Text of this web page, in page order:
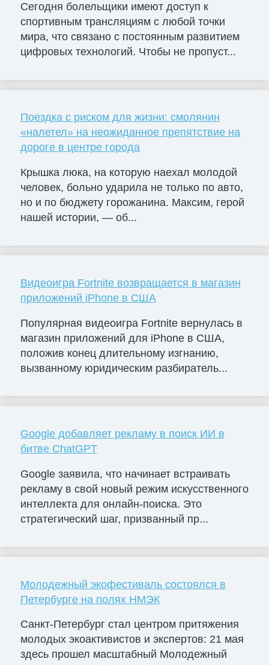
Сегодня болельщики имеют доступ к
спортивным трансляциям с любой точки
мира, что связано с постоянным развитием
цифровых технологий. Чтобы не пропуст...
Поездка с риском для жизни: смолянин
«налетел» на неожиданное препятствие на
дороге в центре города
Крышка люка, на которую наехал молодой
человек, больно ударила не только по авто,
но и по бюджету горожанина. Максим, герой
нашей истории, — об...
Видеоигра Fortnite возвращается в магазин
приложений iPhone в США
Популярная видеоигра Fortnite вернулась в
магазин приложений для iPhone в США,
положив конец длительному изгнанию,
вызванному юридическим разбиратель...
Google добавляет рекламу в поиск ИИ в
битве ChatGPT
Google заявила, что начинает встраивать
рекламу в свой новый режим искусственного
интеллекта для онлайн-поиска. Это
стратегический шаг, призванный пр...
Молодежный экофестиваль состоялся в
Петербурге на полях НМЭК
Санкт-Петербург стал центром притяжения
молодых экоактивистов и экспертов: 21 мая
здесь прошел масштабный Молодежный